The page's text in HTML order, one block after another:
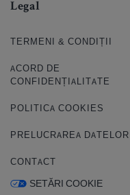
Legal
TERMENI & CONDIȚII
ACORD DE
CONFIDENȚIALITATE
POLITICA COOKIES
PRELUCRAREA DATELOR
CONTACT
SETĂRI COOKIE